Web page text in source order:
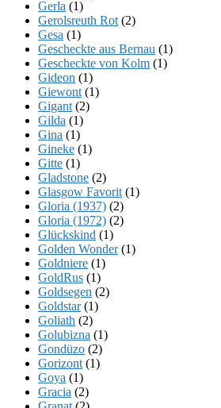
Gerla (1)
Gerolsreuth Rot (2)
Gesa (1)
Gescheckte aus Bernau (1)
Gescheckte von Kolm (1)
Gideon (1)
Giewont (1)
Gigant (2)
Gilda (1)
Gina (1)
Gineke (1)
Gitte (1)
Gladstone (2)
Glasgow Favorit (1)
Gloria (1937) (2)
Gloria (1972) (2)
Glückskind (1)
Golden Wonder(1)
Goldniere (1)
GoldRus (1)
Goldsegen (2)
Goldstar(1)
Goliath (2)
Golubizna (1)
Gondüzo (2)
Gorizont (1)
Goya (1)
Gracia (2)